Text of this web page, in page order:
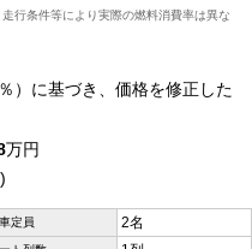
行条件等により実際の燃料消費率は異な
）に基づき、価格を修正した
万円
定員 2名